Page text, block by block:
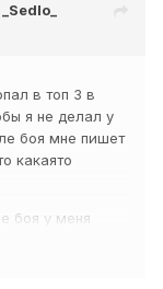
_Sedlo_
в топ 3 в
я не делал у
боя мне пишет
какаято
боя у меня